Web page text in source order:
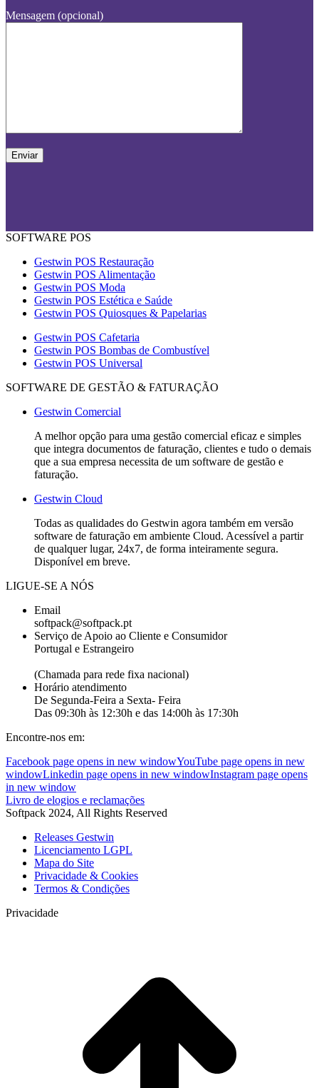
Mensagem (opcional)
SOFTWARE POS
Gestwin POS Restauração
Gestwin POS Alimentação
Gestwin POS Moda
Gestwin POS Estética e Saúde
Gestwin POS Quiosques & Papelarias
Gestwin POS Cafetaria
Gestwin POS Bombas de Combustível
Gestwin POS Universal
SOFTWARE DE GESTÃO & FATURAÇÃO
Gestwin Comercial
A melhor opção para uma gestão comercial eficaz e simples
que integra documentos de faturação, clientes e tudo o demais
que a sua empresa necessita de um software de gestão e
faturação.
Gestwin Cloud
Todas as qualidades do Gestwin agora também em versão
software de faturação em ambiente Cloud. Acessível a partir
de qualquer lugar, 24x7, de forma inteiramente segura.
Disponível em breve.
LIGUE-SE A NÓS
Email
softpack@softpack.pt
Serviço de Apoio ao Cliente e Consumidor
Portugal e Estrangeiro
(Chamada para rede fixa nacional)
Horário atendimento
De Segunda-Feira a Sexta- Feira
Das 09:30h às 12:30h e das 14:00h às 17:30h
Encontre-nos em:
Facebook page opens in new windowYouTube page opens in new
windowLinkedin page opens in new windowInstagram page opens
in new window
Livro de elogios e reclamações
Softpack 2024, All Rights Reserved
Releases Gestwin
Licenciamento LGPL
Mapa do Site
Privacidade & Cookies
Termos & Condições
Privacidade